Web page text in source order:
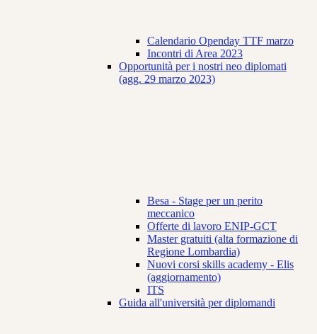
Calendario Openday TTF marzo
Incontri di Area 2023
Opportunità per i nostri neo diplomati
(agg. 29 marzo 2023)
Besa - Stage per un perito
meccanico
Offerte di lavoro ENIP-GCT
Master gratuiti (alta formazione di
Regione Lombardia)
Nuovi corsi skills academy - Elis
(aggiornamento)
ITS
Guida all'università per diplomandi